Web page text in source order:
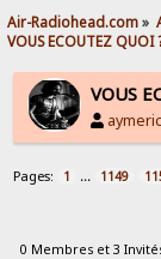
Air-Radiohead.com»
VOUS ECOUTEZ QUOI
VOUS
aymeric
Pages: 1 ... 1149
0 Membres et 3